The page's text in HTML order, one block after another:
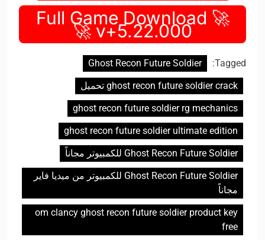
🚀 Full Game Download
v+5.22.000 🚀
Tagged:
Ghost Recon Future Soldier
ghost recon future soldier crack تحميل
ghost recon future soldier rg mechanics
ghost recon future soldier ultimate edition
Ghost Recon Future Soldier للكمبيوتر مجاناً
Ghost Recon Future Soldier للكمبيوتر من ميديا فاير
مجاناً
om clancy ghost recon future soldier product key
free